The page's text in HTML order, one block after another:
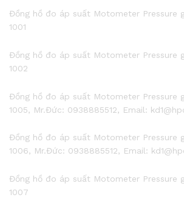
Đồng hồ đo áp suất Motometer Pressure
1001
Đồng hồ đo áp suất Motometer Pressure
1002
Đồng hồ đo áp suất Motometer Pressure
1005, Mr.Đức: 0938885512, Email:
Đồng hồ đo áp suất Motometer Pressure
1006, Mr.Đức: 0938885512, Email:
Đồng hồ đo áp suất Motometer Pressure
1007